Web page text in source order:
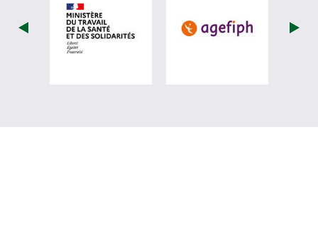
visiter les site de Ministère du travail
visiter les